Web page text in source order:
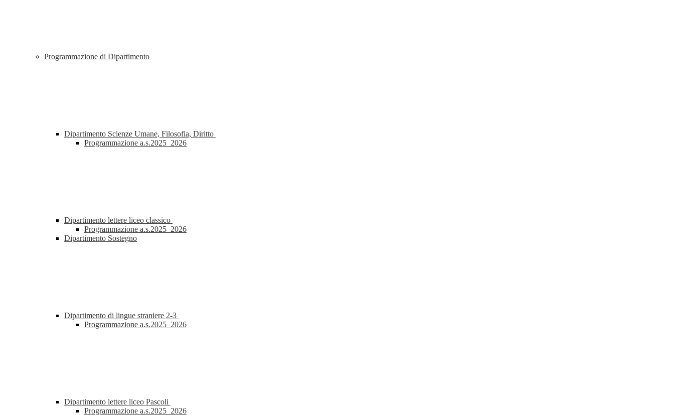
Programmazione di Dipartimento
Dipartimento Scienze Umane, Filosofia, Diritto
Programmazione a.s.2025_2026
Dipartimento lettere liceo classico
Programmazione a.s.2025_2026
Dipartimento Sostegno
Dipartimento di lingue straniere 2-3
Programmazione a.s.2025_2026
Dipartimento lettere liceo Pascoli
Programmazione a.s.2025_2026